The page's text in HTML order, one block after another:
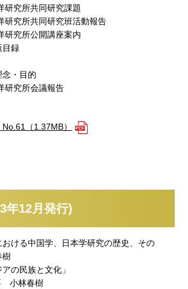
究所共同研究課題
究所共同研究班活動報告
究所公開講座案内
目録
・目的
究所会議報告
（1.37MB）
年12月発行)
おける中国学、日本学研究の歴史、その
樹
の民族と文化」
小林春樹